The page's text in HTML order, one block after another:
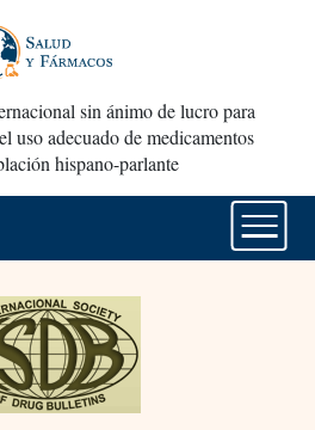
sin ánimo de lucro para
uso adecuado de medicamentos
hispano-parlante